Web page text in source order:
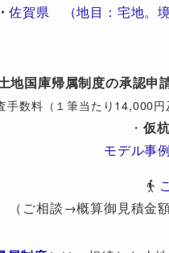
・佐賀県 （地目：宅地。境
地国庫帰属制度の承認申
手数料（１筆当たり14,000円
・ 仮
モデル事
（ご相談→概算御見積金